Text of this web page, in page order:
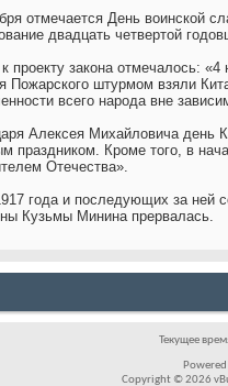
отмечается День воинской
двадцать четвертой
проекту закона отмечалось:
штурмом взяли
всего народа вне
Алексея Михайловича день
праздником. Кроме того, в
Отечества».
года и последующих за ней
Кузьмы Минина прервалась.
Текущее
Copyright © 2026